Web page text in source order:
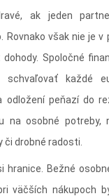
ak jeden
však nie je v
Spoločné
každé
odložení peňazí do
na osobné potreby,
drobné radosti.
hranice. Bežné
väčších nákupoch